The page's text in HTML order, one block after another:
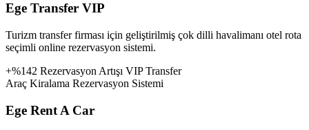
Ege Transfer VIP
Turizm transfer firması için geliştirilmiş çok dilli havalimanı otel rota
seçimli online rezervasyon sistemi.
+%142 Rezervasyon Artışı VIP Transfer
Araç Kiralama Rezervasyon Sistemi
Ege Rent A Car